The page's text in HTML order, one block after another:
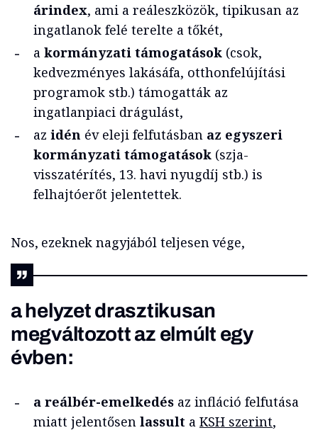
árindex, ami a reáleszközök, tipikusan az
ingatlanok felé terelte a tőkét,
a kormányzati támogatások (csok,
kedvezményes lakásáfa, otthonfelújítási
programok stb.) támogatták az
ingatlanpiaci drágulást,
az idén év eleji felfutásban az egyszeri
kormányzati támogatások (szja-
visszatérítés, 13. havi nyugdíj stb.) is
felhajtóerőt jelentettek.
Nos, ezeknek nagyjából teljesen vége,
a helyzet drasztikusan
megváltozott az elmúlt egy
évben:
a reálbér-emelkedés az infláció felfutása
miatt jelentősen lassult a KSH szerint,